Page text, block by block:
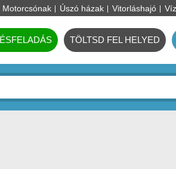
Motorcsónak Úszó házak Vitorláshajó
TÖLTSD FEL HELYED